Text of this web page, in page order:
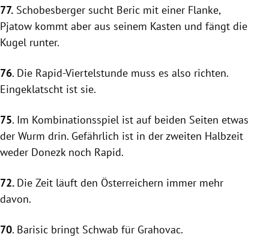
77. Schobesberger sucht Beric mit einer Flanke,
Pjatow kommt aber aus seinem Kasten und fängt die
Kugel runter.
76. Die Rapid-Viertelstunde muss es also richten.
Eingeklatscht ist sie.
75. Im Kombinationsspiel ist auf beiden Seiten etwas
der Wurm drin. Gefährlich ist in der zweiten Halbzeit
weder Donezknoch Rapid.
72. Die Zeit läuft den Österreichern immer mehr
davon.
70. Barisic bringt Schwab für Grahovac.